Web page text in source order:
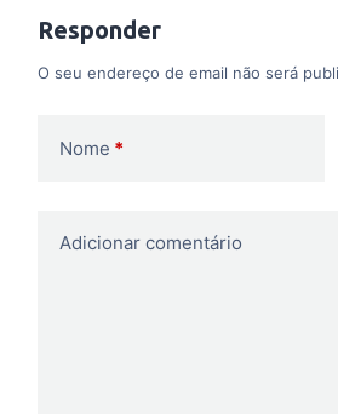
Responder
O seu endereço de email não será
Nome *
Adicionar comentário